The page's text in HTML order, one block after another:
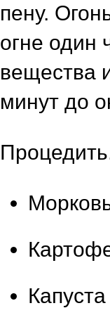
пену.
огне один
вещества
минут до